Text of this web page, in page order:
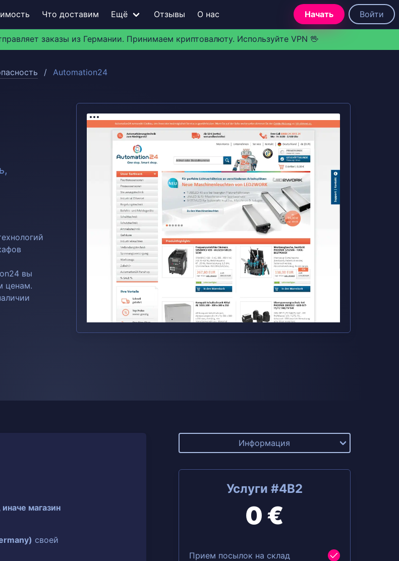
заказы из Германии. Принимаем криптовалюту. Используйте VPN 🖖
Что доставим Ещё Отзывы О нас Начать Войти
Automation24
вы
ценам.
иначе магазин
своей
Информация
Услуги #4B2
0 €
Прием посылок на склад